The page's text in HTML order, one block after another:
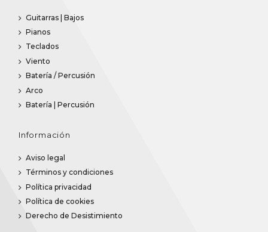
Guitarras | Bajos
Pianos
Teclados
Viento
Batería / Percusión
Arco
Batería | Percusión
Información
Aviso legal
Términos y condiciones
Política privacidad
Política de cookies
Derecho de Desistimiento